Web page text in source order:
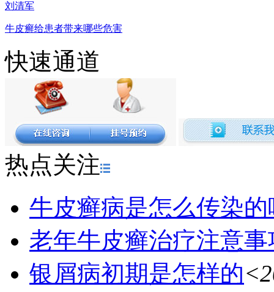
刘清军
牛皮癣给患者带来哪些危害
快速通道
热点关注
牛皮癣病是怎么传染的
老年牛皮癣治疗注意事
银屑病初期是怎样的